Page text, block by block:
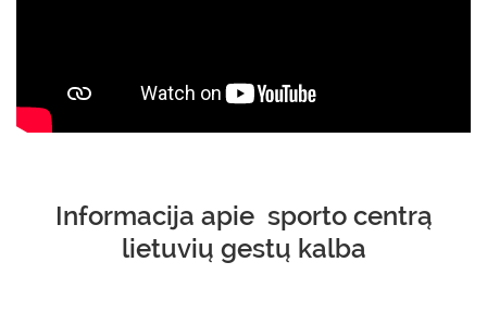
Informacija apie sporto centrą
lietuvių gestų kalba